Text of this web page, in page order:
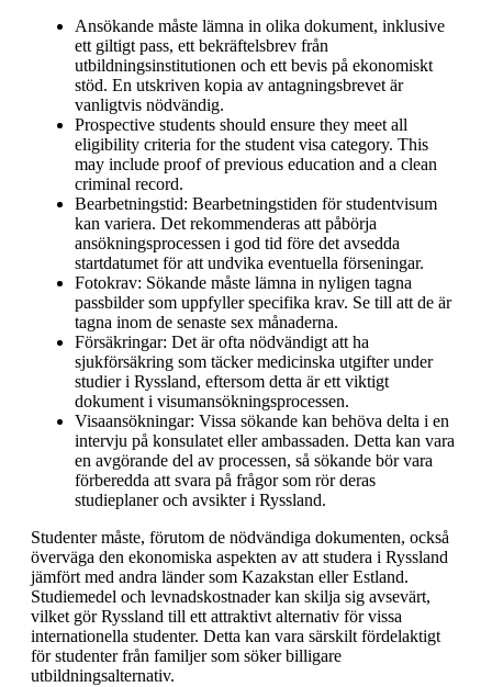
Ansökande måste lämna in olika dokument, inklusive
ett giltigt pass, ett bekräftelsbrev från
utbildningsinstitutionen och ett bevis på ekonomiskt
stöd. En utskriven kopia av antagningsbrevet är
vanligtvis nödvändig.
Prospective students should ensure they meet all
eligibility criteria for the student visa category. This
may include proof of previous education and a clean
criminal record.
Bearbetningstid: Bearbetningstiden för studentvisum
kan variera. Det rekommenderas att påbörja
ansökningsprocessen i god tid före det avsedda
startdatumet för att undvika eventuella förseningar.
Fotokrav: Sökande måste lämna in nyligen tagna
passbilder som uppfyller specifika krav. Se till att de är
tagna inom de senaste sex månaderna.
Försäkringar: Det är ofta nödvändigt att ha
sjukförsäkring som täcker medicinska utgifter under
studier i Ryssland, eftersom detta är ett viktigt
dokument i visumansökningsprocessen.
Visaansökningar: Vissa sökande kan behöva delta i en
intervju på konsulatet eller ambassaden. Detta kan vara
en avgörande del av processen, så sökande bör vara
förberedda att svara på frågor som rör deras
studieplaner och avsikter i Ryssland.
Studenter måste, förutom de nödvändiga dokumenten, också
överväga den ekonomiska aspekten av att studera i Ryssland
jämfört med andra länder som Kazakstan eller Estland.
Studiemedel och levnadskostnader kan skilja sig avsevärt,
vilket gör Ryssland till ett attraktivt alternativ för vissa
internationella studenter. Detta kan vara särskilt fördelaktigt
för studenter från familjer som söker billigare
utbildningsalternativ.